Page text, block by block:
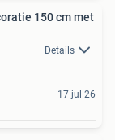
150 cm met
Details
17 jul 26